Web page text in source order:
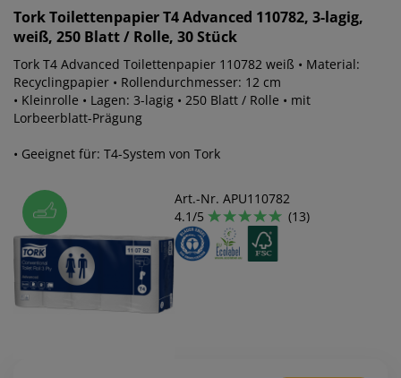
TorkToilettenpapier T4 Advanced 110782, 3-lagig,
weiß, 250 Blatt / Rolle, 30 Stück
Tork T4 Advanced Toilettenpapier 110782 weiß • Material:
Recyclingpapier • Rollendurchmesser: 12 cm
• Kleinrolle • Lagen: 3-lagig • 250 Blatt / Rolle • mit
Lorbeerblatt-Prägung
• Geeignet für: T4-System von Tork
Art.-Nr. APU110782
4.1/5
(13)